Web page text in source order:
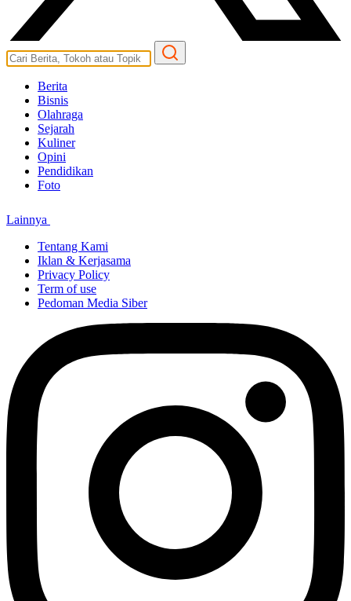
Berita
Bisnis
Olahraga
Sejarah
Kuliner
Opini
Pendidikan
Foto
Lainnya
Tentang Kami
Iklan & Kerjasama
Privacy Policy
Term of use
Pedoman Media Siber